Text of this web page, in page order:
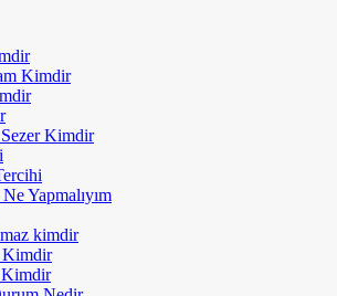
Kimdir
Kimdir
Ne Yapmalıyım
kimdir
Kimdir
Kimdir